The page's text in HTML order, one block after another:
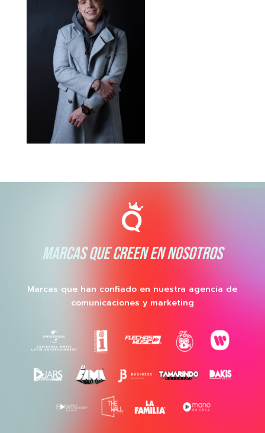
MARCAS QUE CREEN EN NOSOTROS
Marcas que han confiado en nuestra agencia de
comunicaciones y marketing